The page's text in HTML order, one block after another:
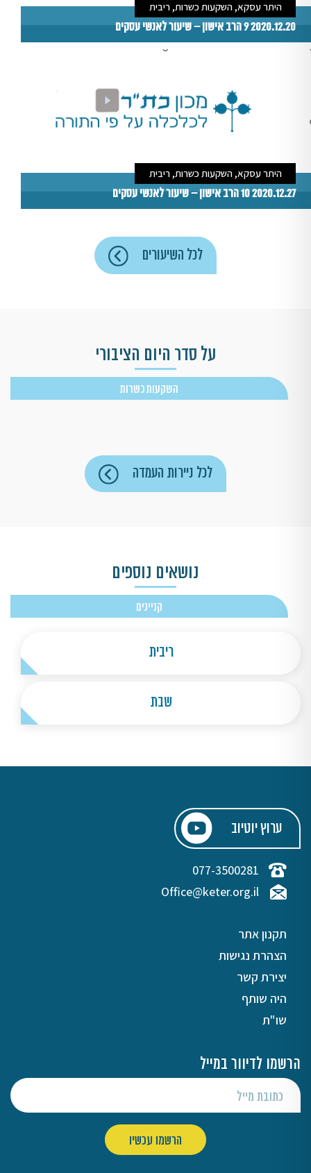
היתר עסקא, השקעות כשרות, ריבית
2020.12.20 9 הרב אישון – שיעור לאנשי עסקים
היתר עסקא, השקעות כשרות, ריבית
2020.12.27 10 הרב אישון – שיעור לאנשי עסקים
לכל השיעורים
על סדר היום הציבורי
השקעות כשרות
לכל ניירות העמדה
נושאים נוספים
קניינים
ריבית
שבת
ערוץ יוטיוב
077-3500281
Office@keter.org.il
תקנון אתר
הצהרת נגישות
יצירת קשר
היה שותף
שו"ת
הרשמו לדיוור במייל